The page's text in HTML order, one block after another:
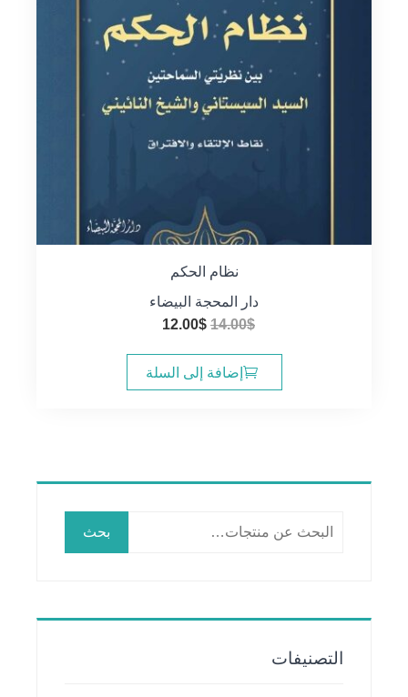
نظام الحكم
دار المحجة البيضاء
14.00$
السعر
هو:
14.00$.
12.00$
هو:
12.00$.
إضافة إلى السلة
بحث
التصنيفات